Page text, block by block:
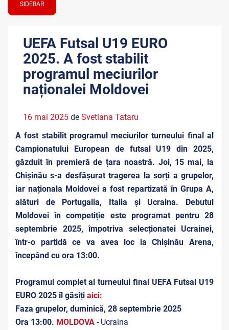
SIDEBAR
UEFA Futsal U19 EURO
2025. A fost stabilit
programul meciurilor
naționalei Moldovei
16 mai 2025 de Svetlana Tataru
A fost stabilit programul meciurilor turneului final al
Campionatului European de futsal U19 din 2025,
găzduit în premieră de țara noastră. Joi, 15 mai, la
Chișinău s-a desfășurat tragerea la sorți a grupelor,
iar naționala Moldovei a fost repartizată în Grupa A,
alături de Portugalia, Italia și Ucraina. Debutul
Moldovei în competiție este programat pentru 28
septembrie 2025, împotriva selecționatei Ucrainei,
într-o partidă ce va avea loc la Chișinău Arena,
începând cu ora 13:00.
Programul complet al turneului final UEFA Futsal U19
EURO 2025 îl găsiți aici:
Faza grupelor, duminică, 28 septembrie 2025
Ora 13:00. MOLDOVA - Ucraina